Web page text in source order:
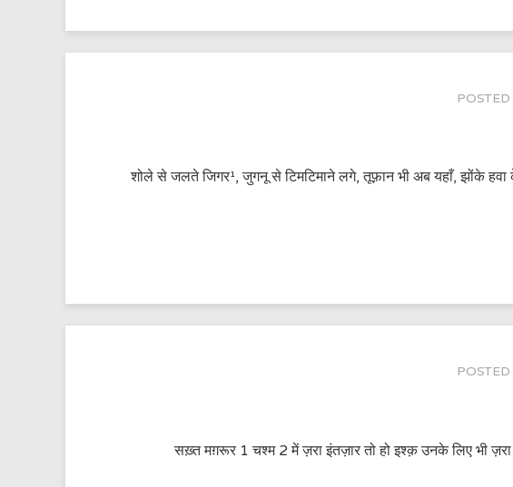
शोले से जलते जिगर¹, जुगनू से टिमटिमाने लगे, तूफ़ान भी अब यहाँ, झोंके
सख़्त मग़रूर 1 चश्म 2 में ज़रा इंतज़ार तो हो इश्क़ उनके लिए भी